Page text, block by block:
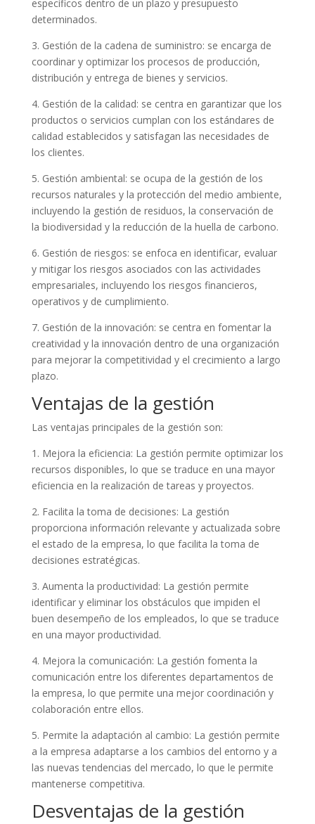
específicos dentro de un plazo y presupuesto
determinados.
3. Gestión de la cadena de suministro: se encarga de
coordinar y optimizar los procesos de producción,
distribución y entrega de bienes y servicios.
4. Gestión de la calidad: se centra en garantizar que los
productos o servicios cumplan con los estándares de
calidad establecidos y satisfagan las necesidades de
los clientes.
5. Gestión ambiental: se ocupa de la gestión de los
recursos naturales y la protección del medio ambiente,
incluyendo la gestión de residuos, la conservación de
la biodiversidad y la reducción de la huella de carbono.
6. Gestión de riesgos: se enfoca en identificar, evaluar
y mitigar los riesgos asociados con las actividades
empresariales, incluyendo los riesgos financieros,
operativos y de cumplimiento.
7. Gestión de la innovación: se centra en fomentar la
creatividad y la innovación dentro de una organización
para mejorar la competitividad y el crecimiento a largo
plazo.
Ventajas de la gestión
Las ventajas principales de la gestión son:
1. Mejora la eficiencia: La gestión permite optimizar los
recursos disponibles, lo que se traduce en una mayor
eficiencia en la realización de tareas y proyectos.
2. Facilita la toma de decisiones: La gestión
proporciona información relevante y actualizada sobre
el estado de la empresa, lo que facilita la toma de
decisiones estratégicas.
3. Aumenta la productividad: La gestión permite
identificar y eliminar los obstáculos que impiden el
buen desempeño de los empleados, lo que se traduce
en una mayor productividad.
4. Mejora la comunicación: La gestión fomenta la
comunicación entre los diferentes departamentos de
la empresa, lo que permite una mejor coordinación y
colaboración entre ellos.
5. Permite la adaptación al cambio: La gestión permite
a la empresa adaptarse a los cambios del entorno y a
las nuevas tendencias del mercado, lo que le permite
mantenerse competitiva.
Desventajas de la gestión